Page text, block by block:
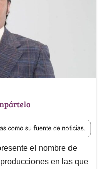
el nombre de
en las que